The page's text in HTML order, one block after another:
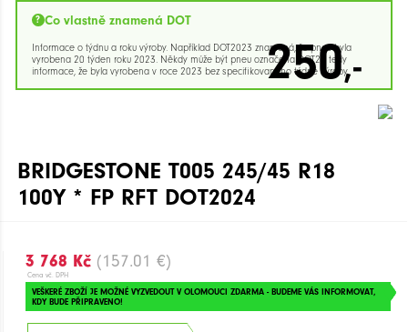
Co vlastně znamená DOT
Informace o týdnu a roku výroby. Například DOT2023 znamená, že pneu byla
vyrobena 20 týden roku 2023. Někdy může být pneu označena DOT23 tedy
informace, že byla vyrobena v roce 2023 bez specifikovaného týdne výroby.
250,-
BRIDGESTONE T005 245/45 R18
100Y * FP RFT DOT2024
3 768 Kč (157.01 €)
Cena vč. DPH
VEŠKERÉ ZBOŽÍ JE MOŽNÉ VYZVEDOUT V OLOMOUCI ZDARMA - BUDEME VÁS INFORMOVAT,
KDY BUDE PŘIPRAVENO!